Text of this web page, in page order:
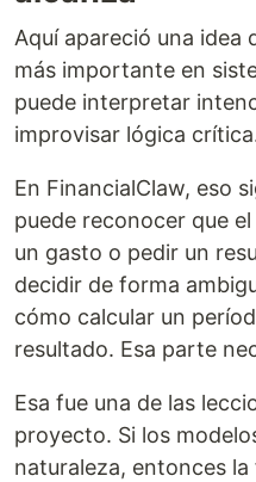
Aquí apareció una idea
más importante en
puede interpretar
improvisar lógica
En FinancialClaw, eso
puede reconocer que
un gasto o pedir un
decidir de forma
cómo calcular un
resultado. Esa parte
Esa fue una de las
proyecto. Si los
naturaleza, entonces